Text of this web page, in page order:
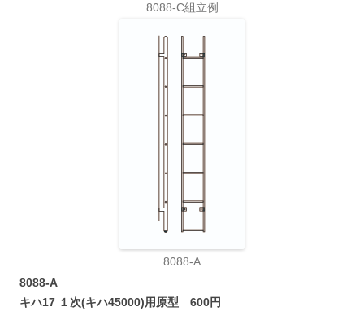
8088-C組立例
8088-A
8088-A
キハ17 １次(キハ45000)用原型 600円